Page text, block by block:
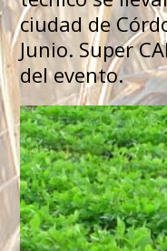
ciudad de
Junio. Super
del evento.